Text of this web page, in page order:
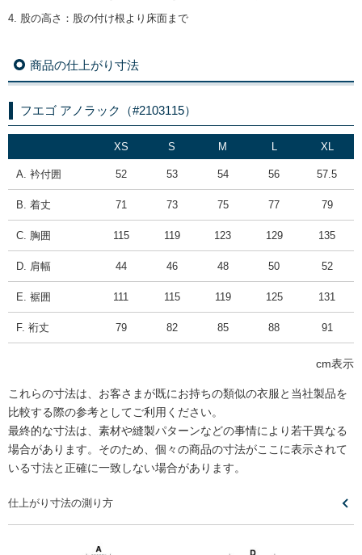
4. 股の高さ ： 股の付け根より床面まで
商品の仕上がり寸法
フエゴ アノラック（#2103115）
XS S M L XL
A. 衿付囲 52 53 54 56 57.5
B. 着丈 71 73 75 77 79
C. 胸囲 115 119 123 129 135
D. 肩幅 44 46 48 50 52
E. 裾囲 111 115 119 125 131
F. 裄丈 79 82 85 88 91
cm表示
これらの寸法は、お客さまが既にお持ちの類似の衣服と当社製品を
比較する際の参考としてご利用ください。
最終的な寸法は、素材や縫製パターンなどの事情により若干異なる
場合があります。そのため、個々の商品の寸法がここに表示されて
いる寸法と正確に一致しない場合があります。
仕上がり寸法の測り方